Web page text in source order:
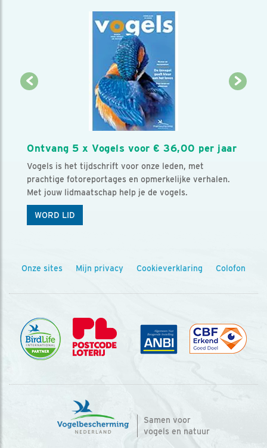
Ontvang 5 x Vogels voor € 36,00 per jaar
Vogels is het tijdschrift voor onze leden, met
prachtige fotoreportages en opmerkelijke verhalen.
Met jouw lidmaatschap help je de vogels.
WORD LID
Onze sites Mijn privacy Cookieverklaring Colofon
Samen voor
vogels en natuur